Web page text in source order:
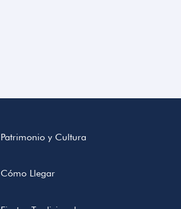
Patrimonio y Cultura
Cómo Llegar